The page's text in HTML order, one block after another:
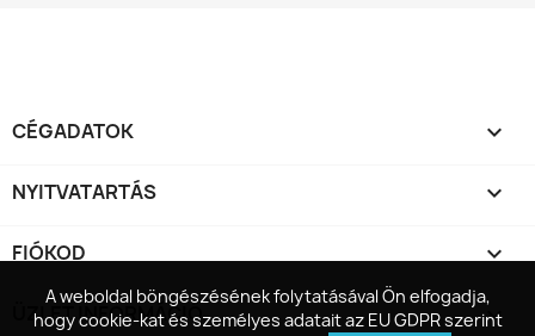
A weboldal böngészésének folytatásával Ön elfogadja,
hogy cookie-kat és személyes adatait az EU GDPR szerint
CÉGADATOK 
NYITVATARTÁS 
FIÓKOD 
ÜZLET INFORMÁCIÓ keyboard_arrow_down
A weboldal böngészésének folytatásával Ön elfogadja,
hogy cookie-kat és személyes adatait az EU GDPR szerint